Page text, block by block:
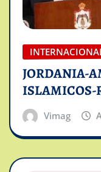
JORDANIA-
ISLAMICOS-
Vimag